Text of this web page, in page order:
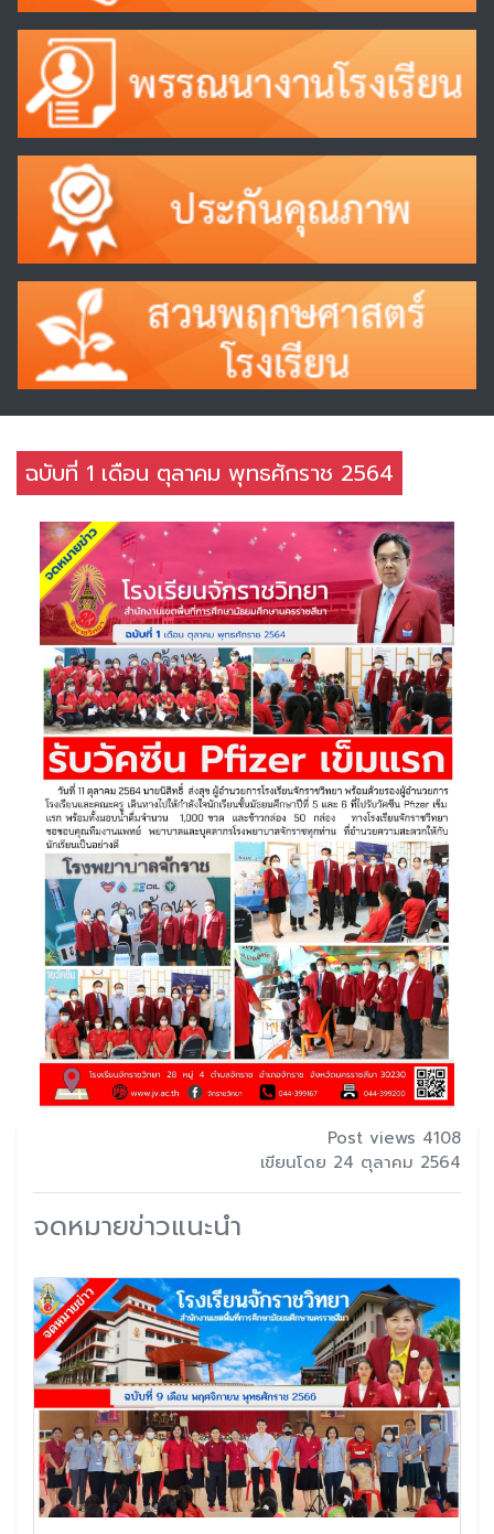
ฉบับที่ 1 เดือน ตุลาคม พุทธศักราช 2564
Post views 4108
เขียนโดย 24 ตุลาคม 2564
จดหมายข่าวแนะนำ